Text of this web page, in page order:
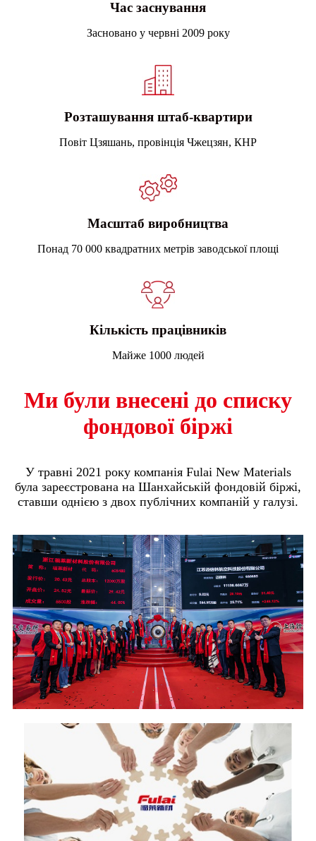
Час заснування
Засновано у червні 2009 року
Розташування штаб-квартири
Повіт Цзяшань, провінція Чжецзян, КНР
Масштаб виробництва
Понад 70 000 квадратних метрів заводської площі
Кількість працівників
Майже 1000 людей
Ми були внесені до списку
фондової біржі
У травні 2021 року компанія Fulai New Materials
була зареєстрована на Шанхайській фондовій біржі,
ставши однією з двох публічних компаній у галузі.